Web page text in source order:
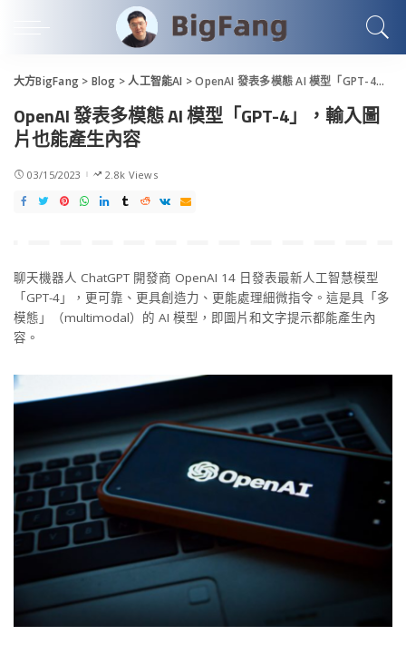
大方BigFang > Blog >人工智能AI >OpenAI 發表多模態 AI 模型「GPT-4」，輸入圖片也能產生內容
OpenAI 發表多模態 AI 模型「GPT-4」，輸入圖
片也能產生內容
03/15/2023 2.8k Views
聊天機器人 ChatGPT 開發商 OpenAI 14 日發表最新人工智慧模型
「GPT-4」，更可靠、更具創造力、更能處理細微指令。這是具「多
模態」（multimodal）的 AI 模型，即圖片和文字提示都能產生內
容。